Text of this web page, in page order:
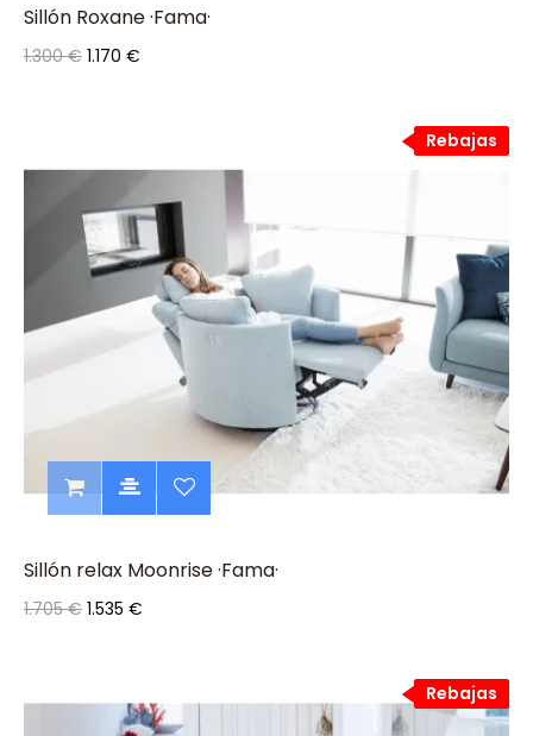
Sillón Roxane ·Fama·
1.300 € 1.170 €
Rebajas
Rebajas
Sillón relax Moonrise ·Fama·
1.705 € 1.535 €
Rebajas
Rebajas